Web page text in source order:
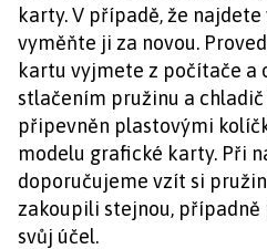
karty. V případě, že
vyměňte ji za novou.
kartu vyjmete z počítače a
stlačením pružinu a
připevněn plastovými
modelu grafické karty. Při
doporučujeme vzít si
zakoupili stejnou,
svůj účel.